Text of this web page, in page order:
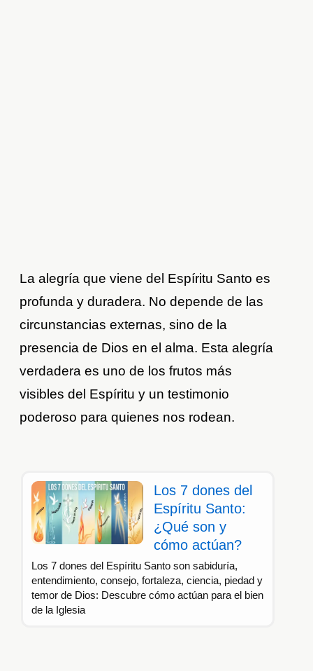
La alegría que viene del Espíritu Santo es
profunda y duradera. No depende de las
circunstancias externas, sino de la
presencia de Dios en el alma. Esta alegría
verdadera es uno de los frutos más
visibles del Espíritu y un testimonio
poderoso para quienes nos rodean.
Los 7 dones del
Espíritu Santo:
¿Qué son y
cómo actúan?
Los 7 dones del Espíritu Santo son sabiduría,
entendimiento, consejo, fortaleza, ciencia, piedad y
temor de Dios: Descubre cómo actúan para el bien
de la Iglesia